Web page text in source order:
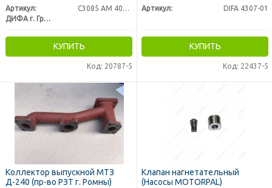
Артикул:
С3085 AM 401/1
ДИФА г. Гродно
КУПИТЬ
Код: 20787-5
Артикул: DIFA 4307-01
КУПИТЬ
Код: 22437-5
Коллектор выпускной МТЗ
Д-240 (пр-во РЗТ г. Ромны)
Клапан нагнетательный
(Насосы MOTORPAL)